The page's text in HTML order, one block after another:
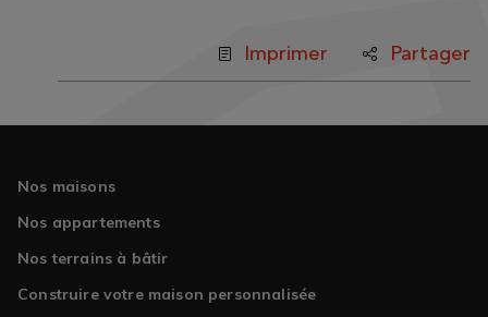
Imprimer Partager
Nos maisons
Nos appartements
Nos terrains à bâtir
Construire votre maison personnalisée